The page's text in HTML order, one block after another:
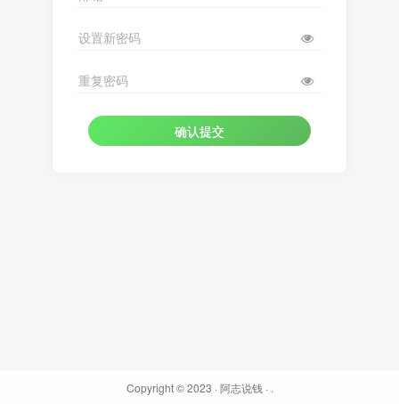
设置新密码
重复密码
确认提交
Copyright © 2023 ·阿志说钱· .